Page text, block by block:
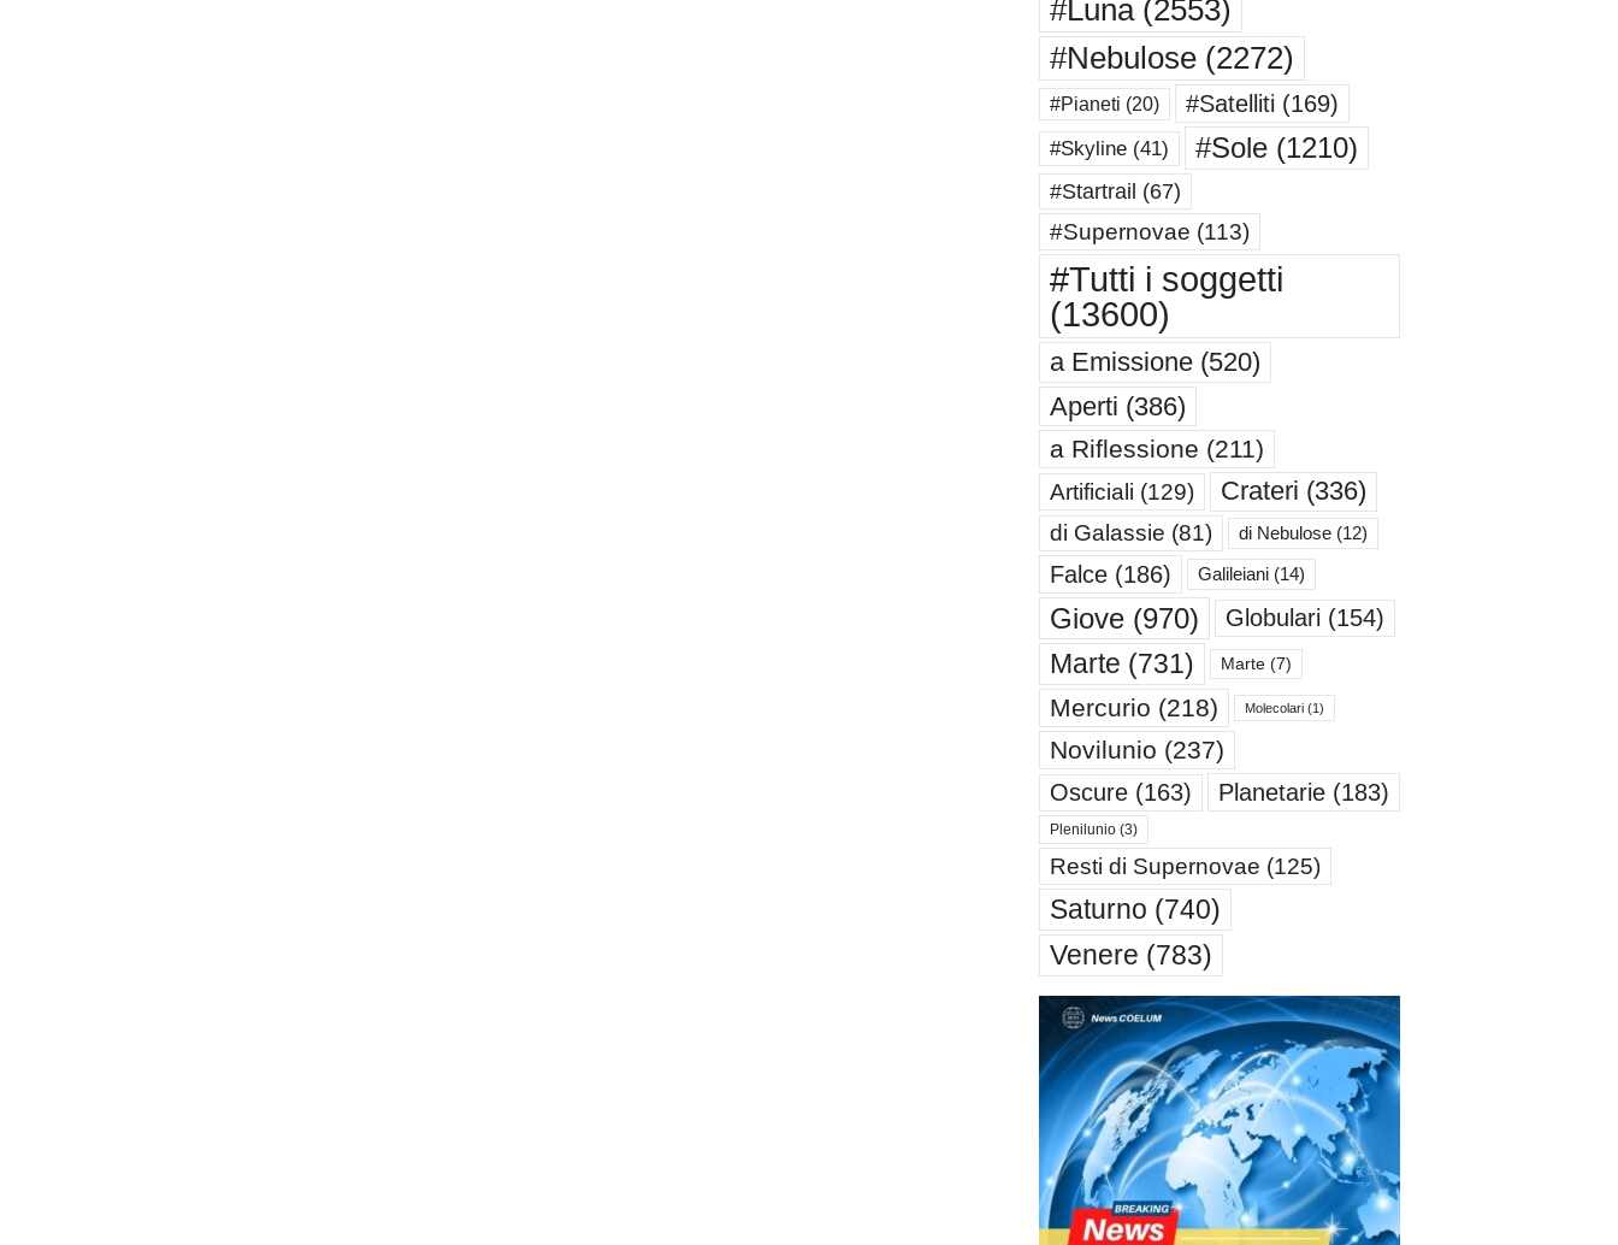
#Luna(2553)
#Nebulose(2272)
#Pianeti (20) #Satelliti (169)
#Skyline(41) #Sole(1210)
#Startrail (67)
#Supernovae (113)
#Tutti i soggetti
(13600)
a Emissione(520)
Aperti (386)
a Riflessione (211)
Artificiali (129) Crateri (336)
di Galassie (81) di Nebulose(12)
Falce(186) Galileiani(14)
Giove(970) Globulari (154)
Marte (731) Marte(7)
Mercurio (218) Molecolari(1)
Novilunio (237)
Oscure(163) Planetarie(183)
Plenilunio(3)
Resti di Supernovae (125)
Saturno (740)
Venere (783)